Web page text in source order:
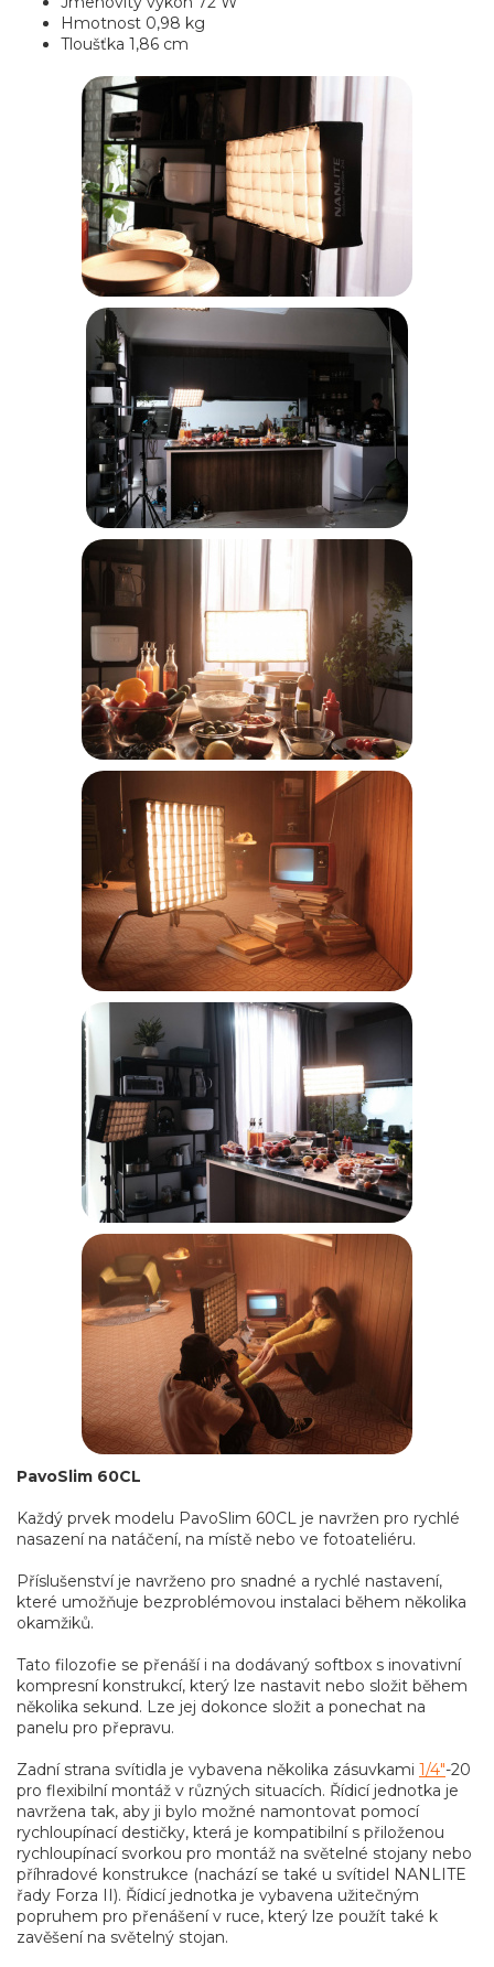
Hmotnost 0,98 kg
Tloušťka 1,86 cm
PavoSlim 60CL
Každý prvek modelu PavoSlim 60CL je navržen pro rychlé
nasazení na natáčení, na místě nebo ve fotoateliéru.
Příslušenství je navrženo pro snadné a rychlé nastavení,
které umožňuje bezproblémovou instalaci během několika
okamžiků.
Tato filozofie se přenáší i na dodávaný softbox s inovativní
kompresní konstrukcí, který lze nastavit nebo složit během
několika sekund. Lze jej dokonce složit a ponechat na
panelu pro přepravu.
Zadní strana svítidla je vybavena několika zásuvkami 1/4"-20
pro flexibilní montáž v různých situacích. Řídicí jednotka je
navržena tak, aby ji bylo možné namontovat pomocí
rychloupínací destičky, která je kompatibilní s přiloženou
rychloupínací svorkou pro montáž na světelné stojany nebo
příhradové konstrukce (nachází se také u svítidel NANLITE
řady Forza II). Řídicí jednotka je vybavena užitečným
popruhem pro přenášení v ruce, který lze použít také k
zavěšení na světelný stojan.